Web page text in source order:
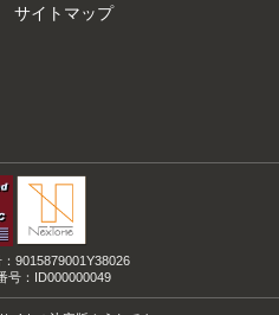
サイトマップ
9015879001Y38026
号：ID000000049